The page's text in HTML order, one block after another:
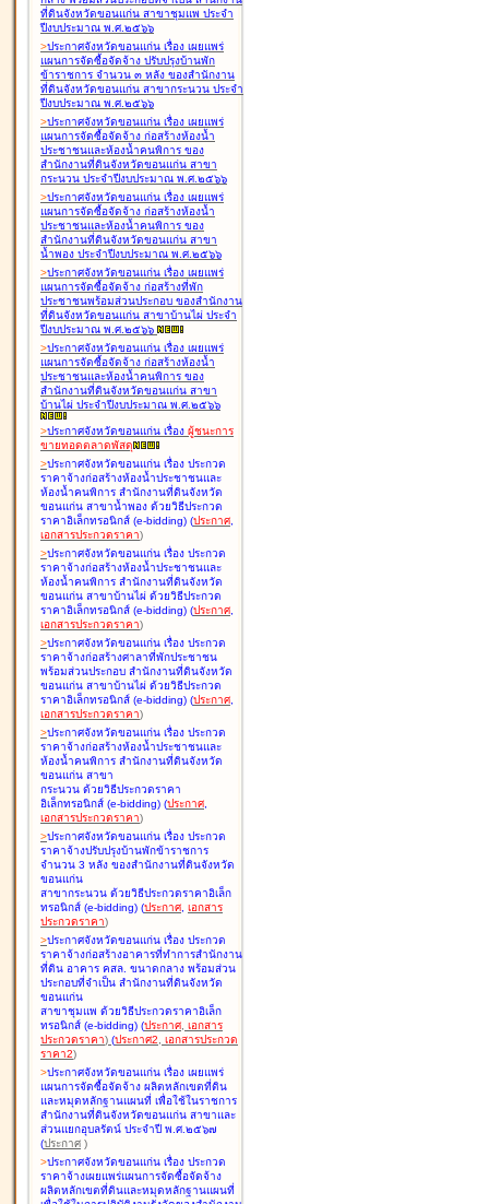
ที่ดินจังหวัดขอนแก่น สาขาชุมแพ ประจำ
ปีงบประมาณ พ.ศ.๒๕๖๖
>ประกาศจังหวัดขอนแก่น เรื่อง เผยแพร่
แผนการจัดซื้อจัดจ้าง ปรับปรุงบ้านพัก
ข้าราชการ จำนวน ๓ หลัง ของสำนักงาน
ที่ดินจังหวัดขอนแก่น สาขากระนวน ประจำ
ปีงบประมาณ พ.ศ.๒๕๖๖
>ประกาศจังหวัดขอนแก่น เรื่อง เผยแพร่
แผนการจัดซื้อจัดจ้าง ก่อสร้างห้องน้ำ
ประชาชนและห้องน้ำคนพิการ ของ
สำนักงานที่ดินจังหวัดขอนแก่น สาขา
กระนวน ประจำปีงบประมาณ พ.ศ.๒๕๖๖
>ประกาศจังหวัดขอนแก่น เรื่อง เผยแพร่
แผนการจัดซื้อจัดจ้าง ก่อสร้างห้องน้ำ
ประชาชนและห้องน้ำคนพิการ ของ
สำนักงานที่ดินจังหวัดขอนแก่น สาขา
น้ำพอง ประจำปีงบประมาณ พ.ศ.๒๕๖๖
>ประกาศจังหวัดขอนแก่น เรื่อง เผยแพร่
แผนการจัดซื้อจัดจ้าง ก่อสร้างที่พัก
ประชาชนพร้อมส่วนประกอบ ของสำนักงาน
ที่ดินจังหวัดขอนแก่น สาขาบ้านไผ่ ประจำ
ปีงบประมาณ พ.ศ.๒๕๖๖
>ประกาศจังหวัดขอนแก่น เรื่อง เผยแพร่
แผนการจัดซื้อจัดจ้าง ก่อสร้างห้องน้ำ
ประชาชนและห้องน้ำคนพิการ ของ
สำนักงานที่ดินจังหวัดขอนแก่น สาขา
บ้านไผ่ ประจำปีงบประมาณ พ.ศ.๒๕๖๖
>ประกาศจังหวัดขอนแก่น เรื่อง ผู้ชนะการ
ขายทอดตลาดพัสดุ
>ประกาศจังหวัดขอนแก่น เรื่อง ประกวด
ราคาจ้างก่อสร้างห้องน้ำประชาชนและ
ห้องน้ำคนพิการ สำนักงานที่ดินจังหวัด
ขอนแก่น สาขาน้ำพอง ด้วยวิธีประกวด
ราคาอิเล็กทรอนิกส์ (e-bidding) (ประกาศ,
เอกสารประกวดราคา)
>ประกาศจังหวัดขอนแก่น เรื่อง ประกวด
ราคาจ้างก่อสร้างห้องน้ำประชาชนและ
ห้องน้ำคนพิการ สำนักงานที่ดินจังหวัด
ขอนแก่น สาขาบ้านไผ่ ด้วยวิธีประกวด
ราคาอิเล็กทรอนิกส์ (e-bidding) (ประกาศ,
เอกสารประกวดราคา)
>ประกาศจังหวัดขอนแก่น เรื่อง ประกวด
ราคาจ้างก่อสร้างศาลาที่พักประชาชน
พร้อมส่วนประกอบ สำนักงานที่ดินจังหวัด
ขอนแก่น สาขาบ้านไผ่ ด้วยวิธีประกวด
ราคาอิเล็กทรอนิกส์ (e-bidding) (ประกาศ,
เอกสารประกวดราคา)
>ประกาศจังหวัดขอนแก่น เรื่อง ประกวด
ราคาจ้างก่อสร้างห้องน้ำประชาชนและ
ห้องน้ำคนพิการ สำนักงานที่ดินจังหวัด
ขอนแก่น สาขา
กระนวน ด้วยวิธีประกวดราคา
อิเล็กทรอนิกส์ (e-bidding) (ประกาศ,
เอกสารประกวดราคา)
>ประกาศจังหวัดขอนแก่น เรื่อง ประกวด
ราคาจ้างปรับปรุงบ้านพักข้าราชการ
จำนวน 3 หลัง ของสำนักงานที่ดินจังหวัด
ขอนแก่น
สาขากระนวน ด้วยวิธีประกวดราคาอิเล็ก
ทรอนิกส์ (e-bidding) (ประกาศ, เอกสาร
ประกวดราคา)
>ประกาศจังหวัดขอนแก่น เรื่อง ประกวด
ราคาจ้างก่อสร้างอาคารที่ทำการสำนักงาน
ที่ดิน อาคาร คสล. ขนาดกลาง พร้อมส่วน
ประกอบที่จำเป็น สำนักงานที่ดินจังหวัด
ขอนแก่น
สาขาชุมแพ ด้วยวิธีประกวดราคาอิเล็ก
ทรอนิกส์ (e-bidding) (ประกาศ, เอกสาร
ประกวดราคา) (ประกาศ2, เอกสารประกวด
ราคา2)
>ประกาศจังหวัดขอนแก่น เรื่อง เผยแพร่
แผนการจัดซื้อจัดจ้าง ผลิตหลักเขตที่ดิน
และหมุดหลักฐานแผนที่ เพื่อใช้ในราชการ
สำนักงานที่ดินจังหวัดขอนแก่น สาขาและ
ส่วนแยกอุบลรัตน์ ประจำปี พ.ศ.๒๕๖๗
(ประกาศ )
>ประกาศจังหวัดขอนแก่น เรื่อง ประกวด
ราคาจ้างเผยแพร่แผนการจัดซื้อจัดจ้าง
ผลิตหลักเขตที่ดินและหมุดหลักฐานแผนที่